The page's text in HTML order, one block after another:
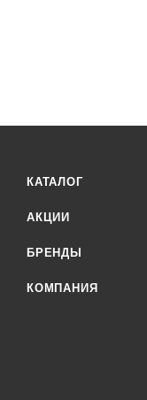
КАТАЛОГ
АКЦИИ
БРЕНДЫ
КОМПАНИЯ